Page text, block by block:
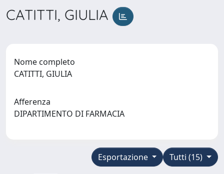
CATITTI, GIULIA
Nome completo
CATITTI, GIULIA
Afferenza
DIPARTIMENTO DI FARMACIA
Tutti (15)
Esportazione